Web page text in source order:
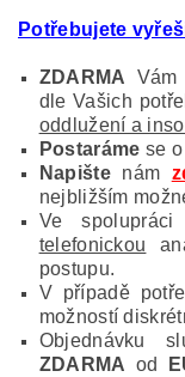
Potřebujete
ZDARMA Vám
dle Vašich
oddlužení a
Postaráme se
Napištenám
nejbližším
Ve
telefonickou
postupu.
V případě
možností
Objednávku
ZDARMA od